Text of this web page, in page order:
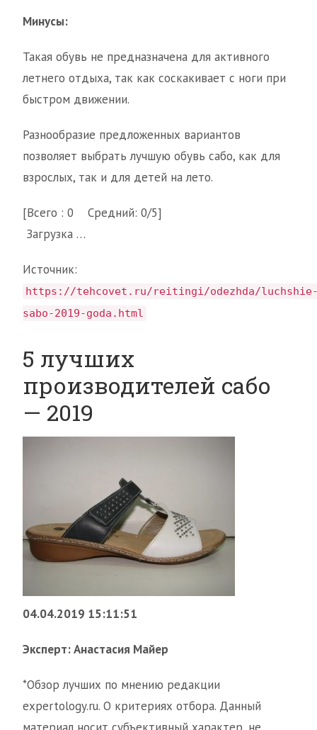
Минусы:
Такая обувь не предназначена для активного
летнего отдыха, так как соскакивает с ноги при
быстром движении.
Разнообразие предложенных вариантов
позволяет выбрать лучшую обувь сабо, как для
взрослых, так и для детей на лето.
[Всего : 0 Средний: 0/5]
Загрузка …
Источник:
https://tehcovet.ru/reitingi/odezhda/
sabo-2019-goda.html
5 лучших
производителей сабо
— 2019
04.04.2019 15:11:51
Эксперт: Анастасия Майер
*Обзор лучших по мнению редакции
expertology.ru. О критериях отбора. Данный